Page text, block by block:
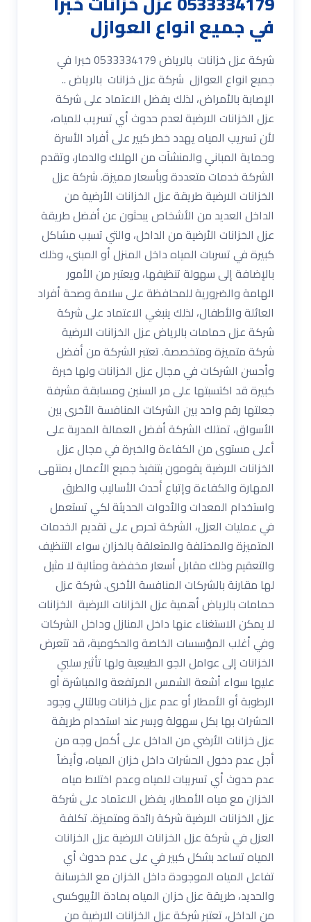
في جميع انواع العوازل
شركة عزل خزانات بالرياض 0533334179 خبرا في
جميع انواع العوازل شركة عزل خزانات بالرياض ..
الإصابة بالأمراض، لذلك يفضل الاعتماد على شركة
عزل الخزانات الارضية لعدم حدوث أي تسريب للمياه،
لأن تسريب المياه يهدد خطر كبير على أفراد الأسرة
وحماية المباني والمنشآت من الهلاك والدمار، وتقدم
الشركة خدمات متعددة وبأسعار مميزة. شركة عزل
الخزانات الارضية طريقة عزل الخزانات الأرضية من
الداخل العديد من الأشخاص يبحثون عن أفضل طريقة
عزل الخزانات الأرضية من الداخل، والتي تسبب مشاكل
كبيرة في تسربات المياه داخل المنزل أو المبنى، وذلك
بالإضافة إلى سهولة تنظيفها، ويعتبر من الأمور
الهامة والضرورية للمحافظة على سلامة وصحة أفراد
العائلة والأطفال، لذلك ينبغي الاعتماد على شركة
شركة عزل حمامات بالرياض عزل الخزانات الارضية
شركة متميزة ومتخصصة. تعتبر الشركة من أفضل
وأحسن الشركات في مجال عزل الخزانات ولها خبرة
كبيرة قد اكتسبتها على مر السنين ومسابقة مشرفة
جعلتها رقم واحد بين الشركات المنافسة الأخرى بين
الأسواق، تمتلك الشركة أفضل العمالة المدربة على
أعلى مستوى من الكفاءة والخبرة في مجال عزل
الخزانات الارضية يقومون بتنفيذ جميع الأعمال بمنتهى
المهارة والكفاءة وإتباع أحدث الأساليب والطرق
واستخدام المعدات والأدوات الحديثة لكي تستعمل
في عمليات العزل، الشركة تحرص على تقديم الخدمات
المتميزة والمختلفة والمتعلقة بالخزان سواء التنظيف
والتعقيم وذلك مقابل أسعار مخفضة ومثالية لا مثيل
لها مقارنة بالشركات المنافسة الأخرى. شركة عزل
حمامات بالرياض أهمية عزل الخزانات الارضية الخزانات
لا يمكن الاستغناء عنها داخل المنازل وداخل الشركات
وفي أغلب المؤسسات الخاصة والحكومية، قد تتعرض
الخزانات إلى عوامل الجو الطبيعية ولها تأثير سلبي
عليها سواء أشعة الشمس المرتفعة والمباشرة أو
الرطوبة أو الأمطار أو عدم عزل خزانات وبالتالي وجود
الحشرات بها بكل سهولة ويسر عند استخدام طريقة
عزل خزانات الأرضي من الداخل على أكمل وجه من
أجل عدم دخول الحشرات داخل خزان المياه، وأيضاً
عدم حدوث أي تسريبات للمياه وعدم اختلاط مياه
الخزان مع مياه الأمطار، يفضل الاعتماد على شركة
عزل الخزانات الارضية شركة رائدة ومتميزة. تكلفة
العزل في شركة عزل الخزانات الارضية عزل الخزانات
المياه تساعد بشكل كبير في على عدم حدوث أي
تفاعل المياه الموجودة داخل الخزان مع الخرسانة
والحديد، طريقة عزل خزان المياه بمادة الأيبوكسى
من الداخل، تعتبر شركة عزل الخزانات الارضية من